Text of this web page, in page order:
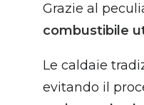
Grazie al
combustibile
Le caldaie
evitando il